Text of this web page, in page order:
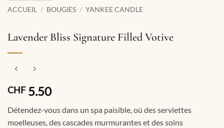
ACCUEIL / BOUGIES / YANKEE CANDLE
Lavender Bliss Signature Filled Votive
CHF5.50
Détendez-vous dans un spa paisible, où des serviettes
moelleuses, des cascades murmurantes et des soins